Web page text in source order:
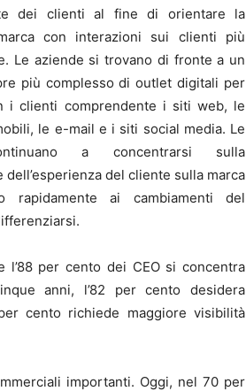
dei clienti al fine di orientare la
con interazioni sui clienti più
Le aziende si trovano di fronte a un
più complesso di outlet digitali per
i clienti comprendente i siti web, le
le e-mail e i siti social media. Le
a concentrarsi sulla
dell’esperienza del cliente sulla marca
rapidamente ai cambiamenti del
per cento dei CEO si concentra
anni, l’82 per cento desidera
cento richiede maggiore visibilità
importanti. Oggi, nel 70 per